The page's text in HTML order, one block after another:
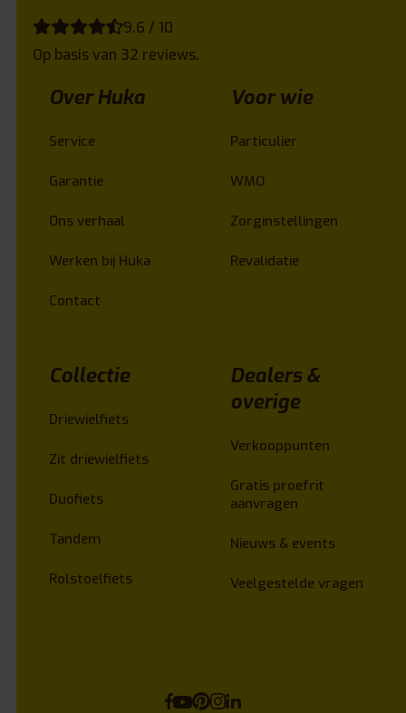
9.6 / 10
Op basis van 32 reviews.
Over Huka
Service
Garantie
Ons verhaal
Werken bij Huka
Contact
Voor wie
Particulier
WMO
Zorginstellingen
Revalidatie
Collectie
Driewielfiets
Zit driewielfiets
Duofiets
Tandem
Rolstoelfiets
Dealers &
overige
Verkooppunten
Gratis proefrit
aanvragen
Nieuws & events
Veelgestelde vragen